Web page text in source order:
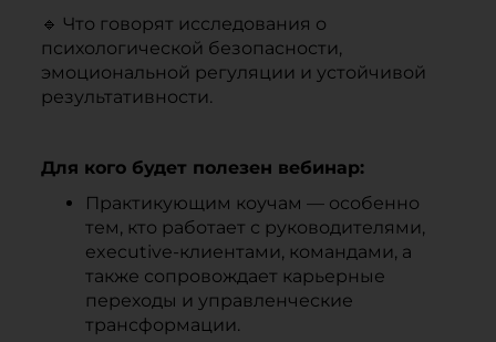
🔹 Что говорят исследования о
психологической безопасности,
эмоциональной регуляции и устойчивой
результативности.
Для кого будет полезен вебинар:
Практикующим коучам — особенно
тем, кто работает с руководителями,
executive-клиентами, командами, а
также сопровождает карьерные
переходы и управленческие
трансформации.